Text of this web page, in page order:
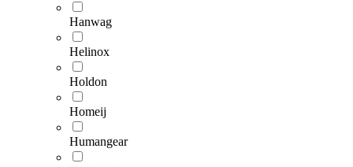
Hanwag
Helinox
Holdon
Homeij
Humangear